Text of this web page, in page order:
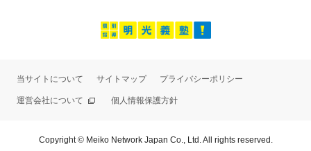
当サイトについて サイトマップ プライバシーポリシー
運営会社について 個人情報保護方針
Copyright © Meiko Network Japan Co., Ltd. All rights reserved.